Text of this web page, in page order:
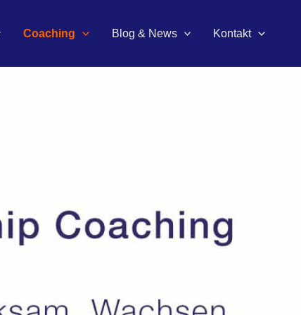
Coaching Blog & News Kontakt